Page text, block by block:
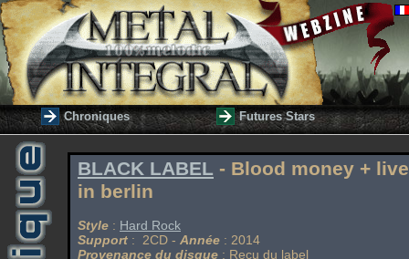
Chroniques Futures Stars
BLACK LABEL - Blood money + live
in berlin
Style : Hard Rock
Support : 2CD - Année : 2014
Provenance du disque : Reçu du label